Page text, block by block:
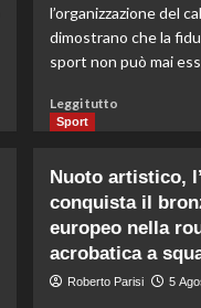
l’organizzazione del
dimostrano che la
sport non può mai
Leggi tutto
Fifa,
Priante
(Siga)
“La
del
Sport
Nuoto artistico,
conquista il
europeo nella
acrobatica a
Roberto Parisi 5